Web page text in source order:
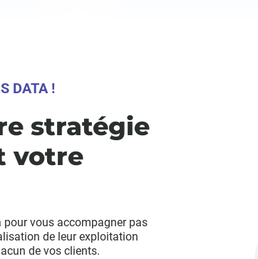
DATA !
stratégie
votre
vous accompagner pas
de leur exploitation
de vos clients.